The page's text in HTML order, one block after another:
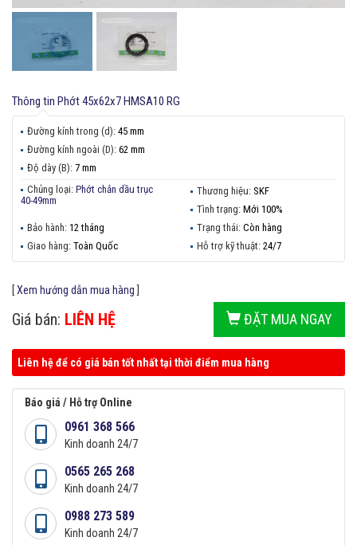
Thông tin Phớt 45x62x7 HMSA10 RG
Đường kính trong (d): 45 mm
Đường kính ngoài (D): 62 mm
Độ dày (B): 7 mm
Chủng loại: Phớt chắn dầu trục
40-49mm
Thương hiệu: SKF
Tình trạng: Mới 100%
Bảo hành: 12 tháng Trạng thái: Còn hàng
Giao hàng: Toàn Quốc Hỗ trợ kỹ thuật: 24/7
[Xem hướng dẫn mua hàng
Giá bán: LIÊN HỆ ĐẶT MUA NGAY
Liên hệ để có giá bán tốt nhất tại thời điểm mua hàng
Báo giá / Hỗ trợ Online
0961 368 566
Kinh doanh 24/7
0565 265 268
Kinh doanh 24/7
0988 273 589
Kinh doanh 24/7